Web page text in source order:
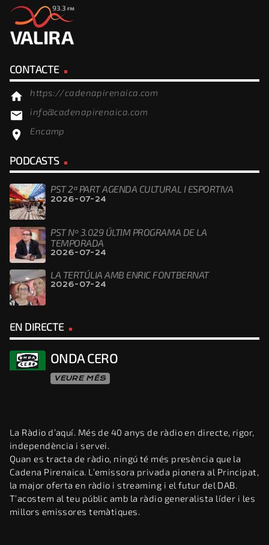
CONTACTE
home https://cadenapirenaica.com
email info@cadenapirenaica.com
location_on Encamp
PODCASTS
PST 2ª PART AGENDA CULTURAL I ESPORTIVA
2026-07-24
PST Nº 3.029 ÚLTIM PROGRAMA DE LA
TEMPORADA
2026-07-24
LA TERTÚLIA AMB ENRIC FONTBERNAT
2026-07-24
EN DIRECTE
ONDA CERO
VEURE MÉS
La Ràdio d’aquí. Més de 40 anys de ràdio en directe, rigor,
independència i servei.
Quan es tracta de ràdio, ningú té més presència que la
Cadena Pirenaica. L’emissora privada pionera al Principat,
la major oferta en ràdio i streaming i el futur del DAB.
T’acostem al teu públic amb la ràdio generalista líder i les
millors emissores temàtiques.